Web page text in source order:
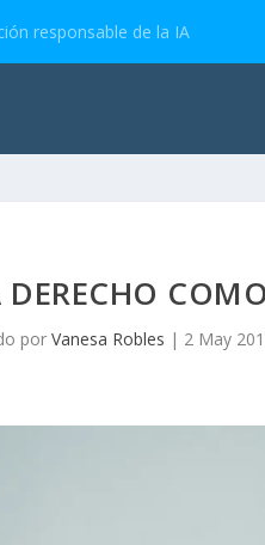
responsable de la IA
DERECHO
por Vanesa Robles | 2 May